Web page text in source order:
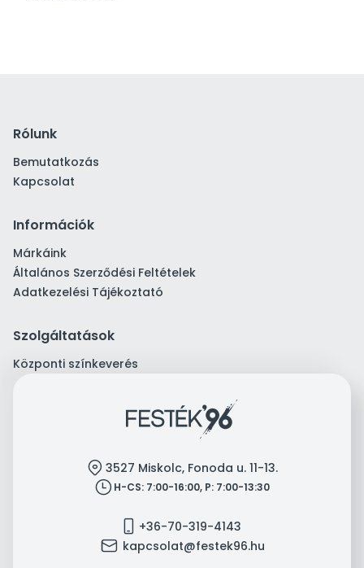
Rólunk
Bemutatkozás
Kapcsolat
Információk
Márkáink
Általános Szerződési Feltételek
Adatkezelési Tájékoztató
Szolgáltatások
Központi színkeverés
location 3527 Miskolc, Fonoda u. 11-13.
clock H-CS: 7:00-16:00, P: 7:00-13:30
mobile +36-70-319-4143
mail kapcsolat@festek96.hu